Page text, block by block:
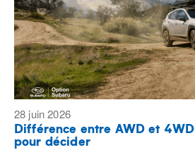
28 juin 2026
Différence entre AWD et
pour décider